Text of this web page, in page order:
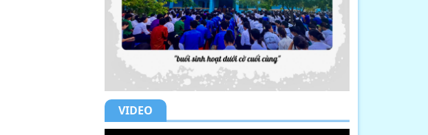
VIDEO